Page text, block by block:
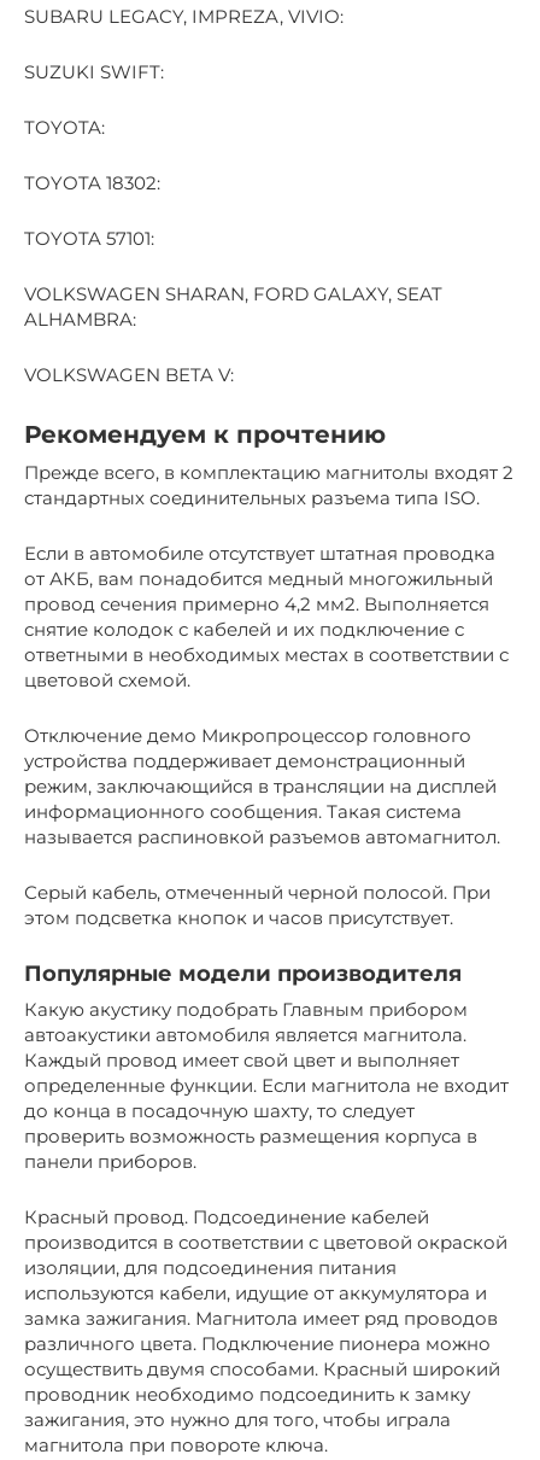
SUBARU LEGACY, IMPREZA, VIVIO:
SUZUKI SWIFT:
TOYOTA:
TOYOTA 18302:
TOYOTA 57101:
VOLKSWAGEN SHARAN, FORD GALAXY, SEAT
ALHAMBRA:
VOLKSWAGEN BETA V:
Рекомендуем к прочтению
Прежде всего, в комплектацию магнитолы входят 2
стандартных соединительных разъема типа ISO.
Если в автомобиле отсутствует штатная проводка
от АКБ, вам понадобится медный многожильный
провод сечения примерно 4,2 мм2. Выполняется
снятие колодок с кабелей и их подключение с
ответными в необходимых местах в соответствии с
цветовой схемой.
Отключение демо Микропроцессор головного
устройства поддерживает демонстрационный
режим, заключающийся в трансляции на дисплей
информационного сообщения. Такая система
называется распиновкой разъемов автомагнитол.
Серый кабель, отмеченный черной полосой. При
этом подсветка кнопок и часов присутствует.
Популярные модели производителя
Какую акустику подобрать Главным прибором
автоакустики автомобиля является магнитола.
Каждый провод имеет свой цвет и выполняет
определенные функции. Если магнитола не входит
до конца в посадочную шахту, то следует
проверить возможность размещения корпуса в
панели приборов.
Красный провод. Подсоединение кабелей
производится в соответствии с цветовой окраской
изоляции, для подсоединения питания
используются кабели, идущие от аккумулятора и
замка зажигания. Магнитола имеет ряд проводов
различного цвета. Подключение пионера можно
осуществить двумя способами. Красный широкий
проводник необходимо подсоединить к замку
зажигания, это нужно для того, чтобы играла
магнитола при повороте ключа.